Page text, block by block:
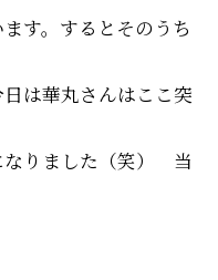
。するとそのうち
華丸さんはここ突
ました（笑） 当